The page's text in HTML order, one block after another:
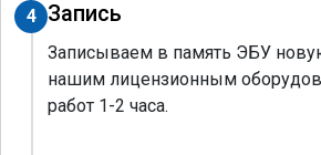
4 Запись
Записываем в память ЭБУ
нашим лицензионным
работ 1-2 часа.